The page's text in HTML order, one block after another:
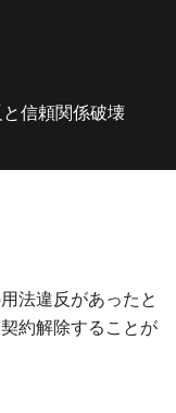
信頼関係破壊
法違反があったと
約解除することが